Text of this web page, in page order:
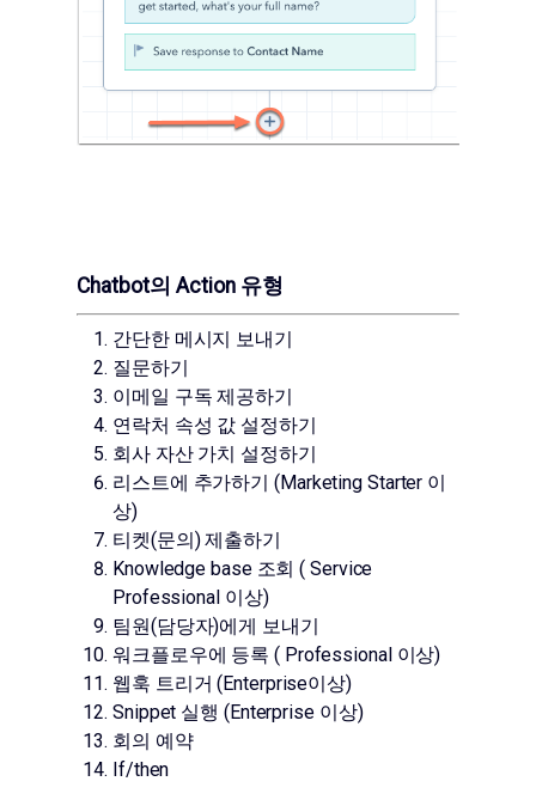
Chatbot의 Action 유형
간단한 메시지 보내기
질문하기
이메일 구독 제공하기
연락처 속성 값 설정하기
회사 자산 가치 설정하기
리스트에 추가하기 (Marketing Starter 이
상)
티켓(문의) 제출하기
Knowledge base 조회 ( Service
Professional 이상)
팀원(담당자)에게 보내기
워크플로우에 등록 ( Professional 이상)
웹훅 트리거 (Enterprise이상)
Snippet 실행 (Enterprise 이상)
회의 예약
If/then